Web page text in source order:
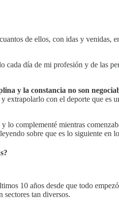
de ellos, con idas y
día de mi profesión y de las
y la constancia no son
extrapolarlo con el deporte que
complementé mientras
sobre que es lo siguiente
10 años desde que todo
sectores tan diversos.